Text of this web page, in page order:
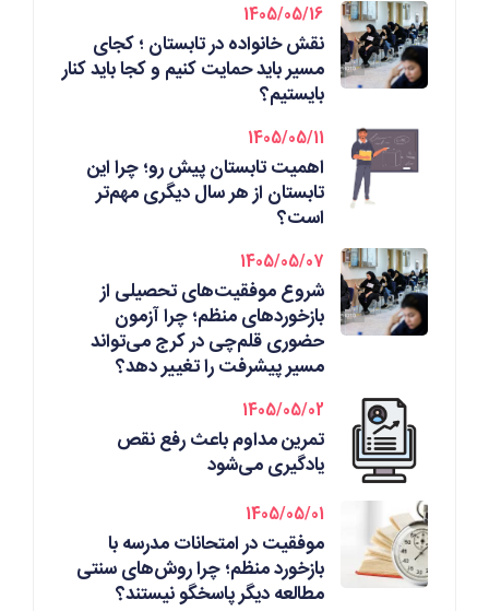
1405/05/16
نقش خانواده در تابستان ؛ کجای
مسیر باید حمایت کنیم و کجا باید کنار
بایستیم؟
1405/05/11
اهمیت تابستان پیش رو؛ چرا این
تابستان از هر سال دیگری مهم‌تر
است؟
1405/05/07
شروع موفقیت‌های تحصیلی از
بازخوردهای منظم؛ چرا آزمون
حضوری قلم‌چی در کرج می‌تواند
مسیر پیشرفت را تغییر دهد؟
1405/05/02
تمرین مداوم باعث رفع نقص
یادگیری می‌شود
1405/05/01
موفقیت در امتحانات مدرسه با
بازخورد منظم؛ چرا روش‌های سنتی
مطالعه دیگر پاسخگو نیستند؟